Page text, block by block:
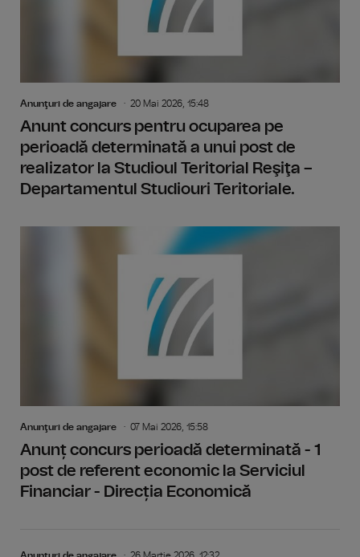
Anunţuri de angajare 20 Mai 2026, 15:48
Anunt concurs pentru ocuparea pe
perioadă determinată a unui post de
realizator la Studioul Teritorial Reşiţa –
Departamentul Studiouri Teritoriale.
Anunţuri de angajare 07 Mai 2026, 15:58
Anunț concurs perioadă determinată - 1
post de referent economic la Serviciul
Financiar - Direcția Economică